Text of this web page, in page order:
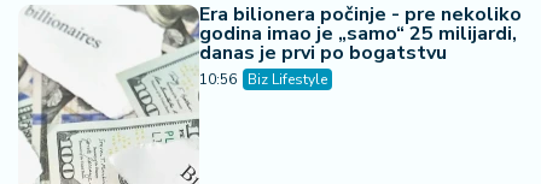
Era bilionera počinje - pre nekoliko
godina imao je „samo“ 25 milijardi,
danas je prvi po bogatstvu
10:56 Biz Lifestyle